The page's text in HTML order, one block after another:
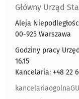
Główny Urząd
Aleja
00-925 Warszawa
Godziny pracy
16.15
Kancelaria: +48 22